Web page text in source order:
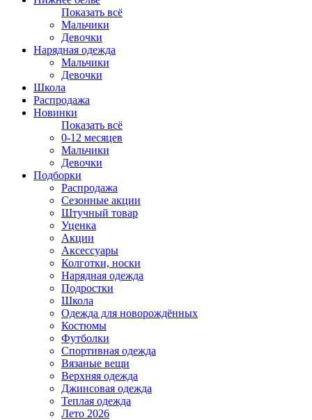
Показать всё
Мальчики
Девочки
Нарядная одежда
Мальчики
Девочки
Школа
Распродажа
Новинки
Показать всё
0-12 месяцев
Мальчики
Девочки
Подборки
Распродажа
Сезонные акции
Штучный товар
Уценка
Акции
Аксессуары
Колготки, носки
Нарядная одежда
Подростки
Школа
Одежда для новорождённых
Костюмы
Футболки
Спортивная одежда
Вязаные вещи
Верхняя одежда
Джинсовая одежда
Теплая одежда
Лето 2026